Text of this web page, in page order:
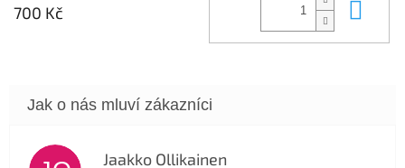
700 Kč
Jaakko Ollikainen